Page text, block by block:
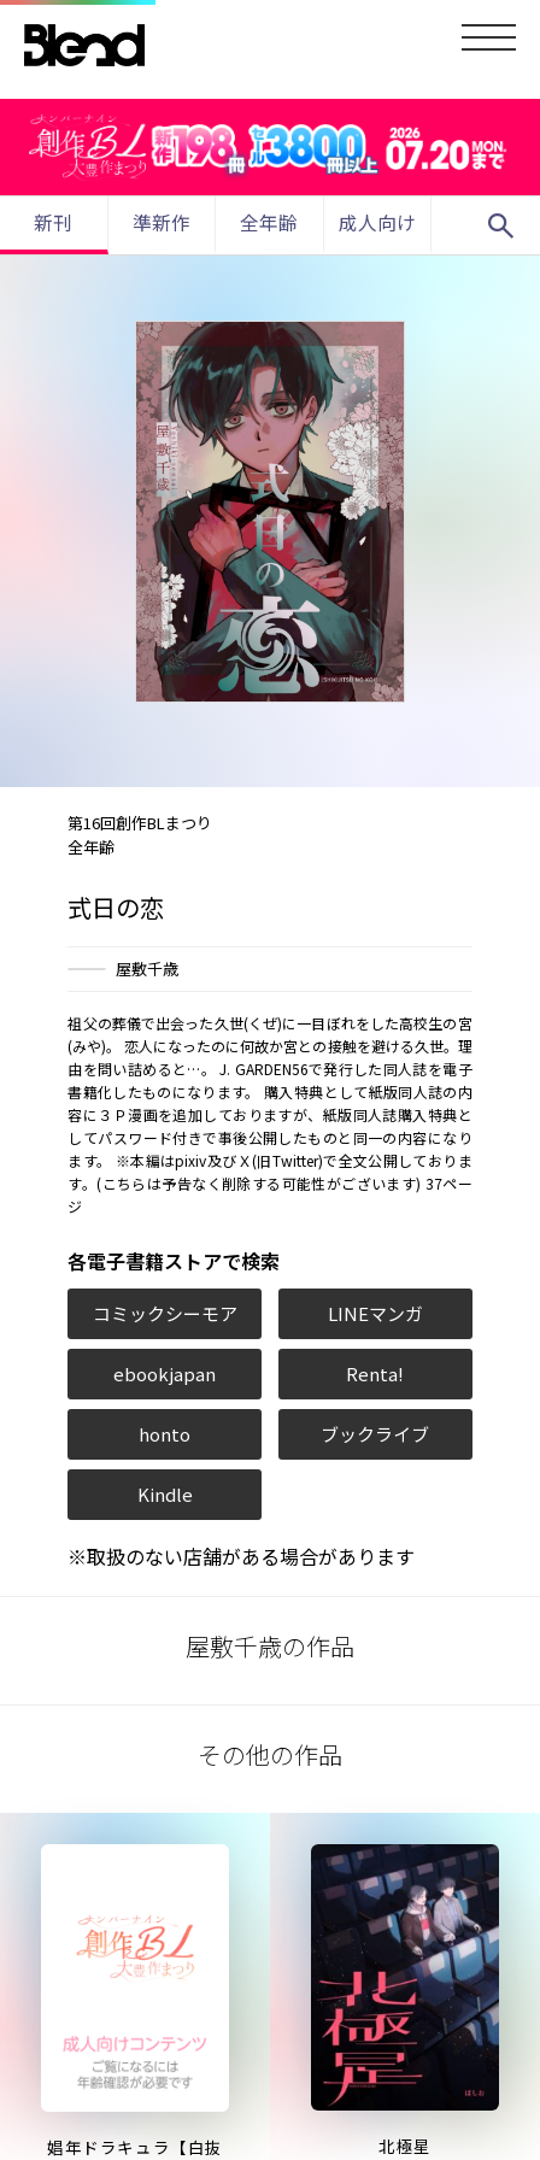
新刊 準新作 全年齢 成人向け search
第16回創作BLまつり
全年齢
式日の恋
屋敷千歳
祖父の葬儀で出会った久世(くぜ)に一目ぼれをした高校生の宮
(みや)。 恋人になったのに何故か宮との接触を避ける久世。理
由を問い詰めると…。 J. GARDEN56で発行した同人誌を電子
書籍化したものになります。 購入特典として紙版同人誌の内
容に３Ｐ漫画を追加しておりますが、紙版同人誌購入特典と
してパスワード付きで事後公開したものと同一の内容になり
ます。 ※本編はpixiv及びＸ(旧Twitter)で全文公開しておりま
す。(こちらは予告なく削除する可能性がございます) 37ペー
ジ
各電子書籍ストアで検索
コミックシーモア LINEマンガ
ebookjapan Renta!
honto ブックライブ
Kindle
※取扱のない店舗がある場合があります
屋敷千歳の作品
その他の作品
娼年ドラキュラ【白抜
北極星